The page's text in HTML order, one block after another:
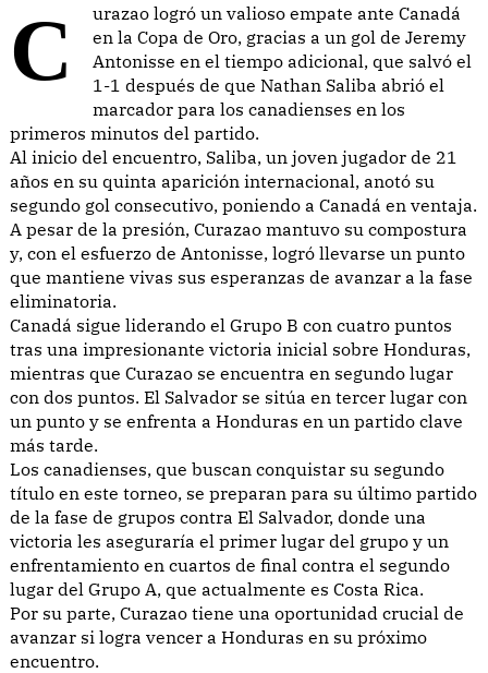
Curazao logró un valioso empate ante Canadá
en la Copa de Oro, gracias a un gol de Jeremy
Antonisse en el tiempo adicional, que salvó el
1-1 después de que Nathan Saliba abrió el
marcador para los canadienses en los
primeros minutos del partido.
Al inicio del encuentro, Saliba, un joven jugador de 21
años en su quinta aparición internacional, anotó su
segundo gol consecutivo, poniendo a Canadá en ventaja.
A pesar de la presión, Curazao mantuvo su compostura
y, con el esfuerzo de Antonisse, logró llevarse un punto
que mantiene vivas sus esperanzas de avanzar a la fase
eliminatoria.
Canadá sigue liderando el Grupo B con cuatro puntos
tras una impresionante victoria inicial sobre Honduras,
mientras que Curazao se encuentra en segundo lugar
con dos puntos. El Salvador se sitúa en tercer lugar con
un punto y se enfrenta a Honduras en un partido clave
más tarde.
Los canadienses, que buscan conquistar su segundo
título en este torneo, se preparan para su último partido
de la fase de grupos contra El Salvador, donde una
victoria les aseguraría el primer lugar del grupo y un
enfrentamiento en cuartos de final contra el segundo
lugar del Grupo A, que actualmente es Costa Rica.
Por su parte, Curazao tiene una oportunidad crucial de
avanzar si logra vencer a Honduras en su próximo
encuentro.